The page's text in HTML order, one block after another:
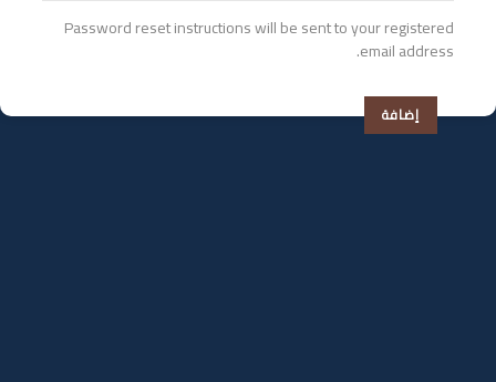
Password reset instructions will be sent to your registered
email address.